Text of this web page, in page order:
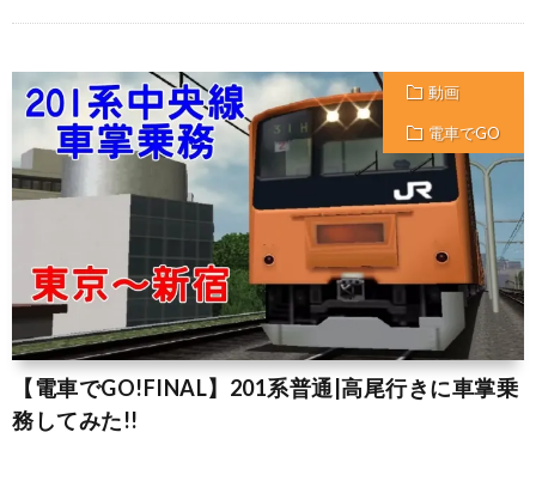
動画
電車でGO
【電車でGO!FINAL】201系普通|高尾行きに車掌乗
務してみた!!